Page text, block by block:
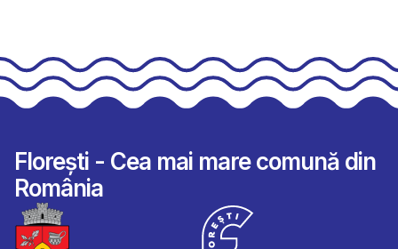
Florești - Cea mai mare comună din
România